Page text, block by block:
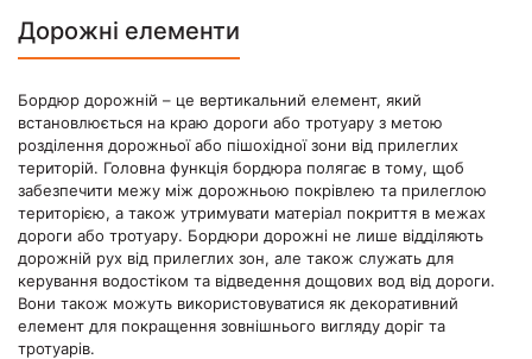
Дорожні елементи
Бордюр дорожній – це вертикальний елемент, який
встановлюється на краю дороги або тротуару з метою
розділення дорожньої або пішохідної зони від прилеглих
територій. Головна функція бордюра полягає в тому, щоб
забезпечити межу між дорожньою покрівлею та прилеглою
територією, а також утримувати матеріал покриття в межах
дороги або тротуару. Бордюри дорожні не лише відділяють
дорожній рух від прилеглих зон, але також служать для
керування водостіком та відведення дощових вод від дороги.
Вони також можуть використовуватися як декоративний
елемент для покращення зовнішнього вигляду доріг та
тротуарів.